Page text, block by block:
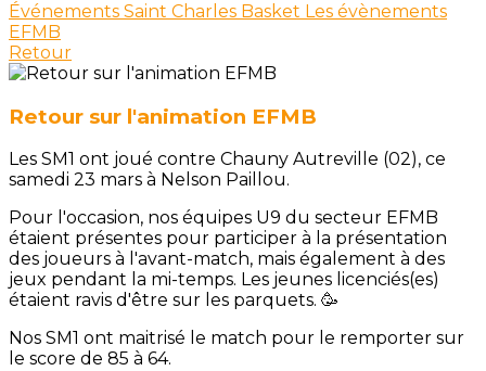
Événements Saint Charles Basket Les évènements
EFMB
Retour
Retour sur l'animation EFMB
Les SM1 ont joué contre Chauny Autreville (02), ce
samedi 23 mars à Nelson Paillou.
Pour l'occasion, nos équipes U9 du secteur EFMB
étaient présentes pour participer à la présentation
des joueurs à l'avant-match, mais également à des
jeux pendant la mi-temps. Les jeunes licenciés(es)
étaient ravis d'être sur les parquets. 🥳
Nos SM1 ont maitrisé le match pour le remporter sur
le score de 85 à 64.